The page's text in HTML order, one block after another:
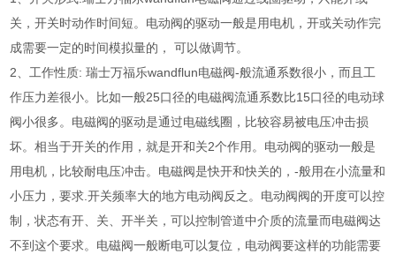
关，开关时动作时间短。电动阀的驱动一般是用电机，开或关动作完
成需要一定的时间模拟量的， 可以做调节。
2、工作性质: 瑞士万福乐wandflun电磁阀-般流通系数很小，而且工
作压力差很小。比如一般25口径的电磁阀流通系数比15口径的电动球
阀小很多。电磁阀的驱动是通过电磁线圈，比较容易被电压冲击损
坏。相当于开关的作用，就是开和关2个作用。电动阀的驱动一般是
用电机，比较耐电压冲击。电磁阀是快开和快关的，-般用在小流量和
小压力，要求.开关频率大的地方电动阀反之。电动阀阀的开度可以控
制，状态有开、关、开半关，可以控制管道中介质的流量而电磁阀达
不到这个要求。电磁阀一般断电可以复位，电动阀要这样的功能需要